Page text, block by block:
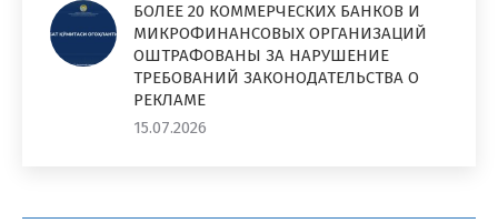
БОЛЕЕ 20 КОММЕРЧЕСКИХ БАНКОВ И
МИКРОФИНАНСОВЫХ ОРГАНИЗАЦИЙ
ОШТРАФОВАНЫ ЗА НАРУШЕНИЕ
ТРЕБОВАНИЙ ЗАКОНОДАТЕЛЬСТВА О
РЕКЛАМЕ
15.07.2026